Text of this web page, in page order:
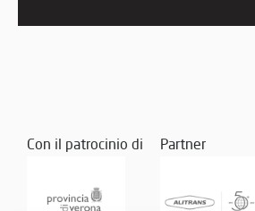
Con il patrocinio di Partner